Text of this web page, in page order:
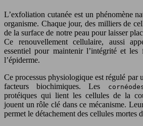
L’exfoliation cutanée est un phénomène
organisme. Chaque jour, des milliers de
de la surface de notre peau pour laisser
Ce renouvellement cellulaire, aussi
essentiel pour maintenir l’intégrité et les
l’épiderme.
Ce processus physiologique est régulé par
facteurs biochimiques. Les
protéiques qui lient les cellules de la
jouent un rôle clé dans ce mécanisme.
permet le détachement des cellules mortes